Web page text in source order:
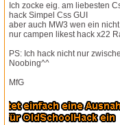
Ich zocke eig. am liebesten
hack Simpel Css GUI
aber auch MW3 wen ein
nur campen likest hack x22
PS: Ich hack nicht nur
Noobing^^
MfG